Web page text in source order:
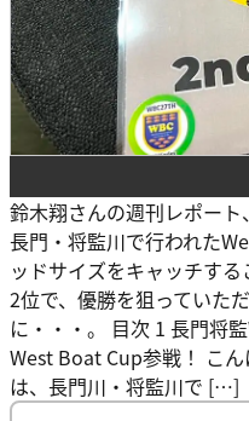
鈴木翔さんの週刊レポート
長門・将監川で行われた
ッドサイズをキャッチす
2位で、優勝を狙っていた
に・・・。 目次 1 長門将
West Boat Cup参戦！ こ
は、長門川・将監川で […]